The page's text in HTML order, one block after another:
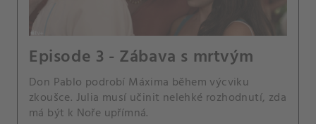
Episode 3 - Zábava s mrtvým
Don Pablo podrobí Máxima během výcviku
zkoušce. Julia musí učinit nelehké rozhodnutí, zda
má být k Noře upřímná.